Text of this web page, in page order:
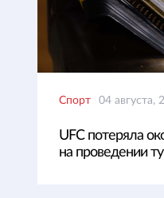
Спорт 04 августа,
UFC потеряла
на проведении